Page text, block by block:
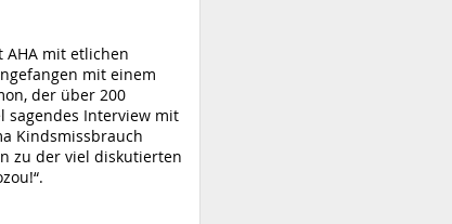
mit etlichen
mit einem
der über 200
sagendes Interview mit
Kindsmissbrauch
zu der viel diskutierten